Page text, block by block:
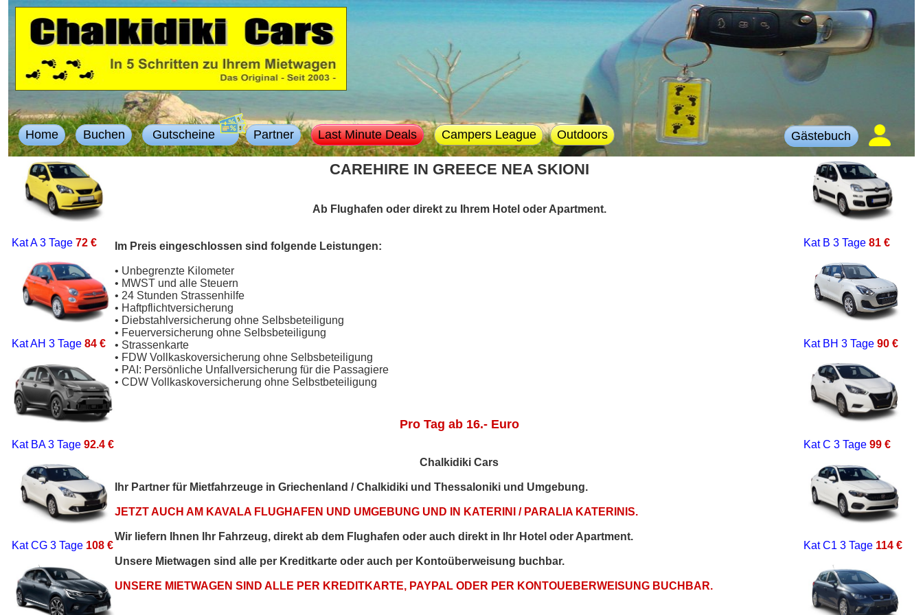
Home Buchen Gutscheine Partner Last Minute Deals Campers League Outdoors Gästebuch
Kat A3 Tage 72 €
Kat AH 3 Tage 84 €
Kat BA3 Tage 92.4 €
Kat CG 3 Tage 108 €
CAREHIRE IN GREECE NEA SKIONI
Ab Flughafen oder direkt zu Ihrem Hotel oder Apartment.
Im Preis eingeschlossen sind folgende Leistungen:
• Unbegrenzte Kilometer
• MWST und alle Steuern
• 24 Stunden Strassenhilfe
• Haftpflichtversicherung
• Diebstahlversicherung ohne Selbsbeteiligung
• Feuerversicherung ohne Selbsbeteiligung
• Strassenkarte
• FDW Vollkaskoversicherung ohne Selbsbeteiligung
• PAI: Persönliche Unfallversicherung für die Passagiere
• CDW Vollkaskoversicherung ohne Selbstbeteiligung
Pro Tag ab 16.- Euro
Chalkidiki Cars
Ihr Partner für Mietfahrzeuge in Griechenland / Chalkidiki und Thessaloniki und Umgebung.
JETZT AUCH AM KAVALA FLUGHAFEN UND UMGEBUNG UND IN KATERINI / PARALIA KATERINIS.
Wir liefern Ihnen Ihr Fahrzeug, direkt ab dem Flughafen oder auch direkt in Ihr Hotel oder Apartment.
Unsere Mietwagen sind alle per Kreditkarte oder auch per Kontoüberweisung buchbar.
UNSERE MIETWAGEN SIND ALLE PER KREDITKARTE, PAYPAL ODER PER KONTOUEBERWEISUNG BUCHBAR.
Kat B 3 Tage 81 €
Kat BH 3 Tage 90 €
Kat C 3 Tage 99 €
Kat C1 3 Tage 114 €